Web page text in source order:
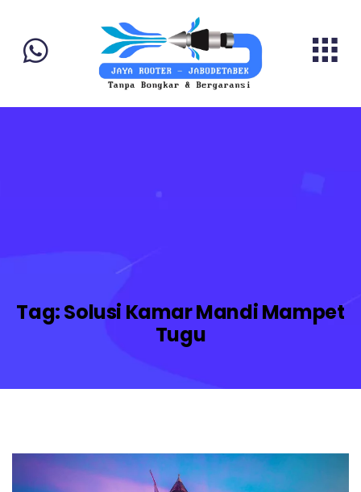
Tag:Solusi Kamar Mandi Mampet
Tugu